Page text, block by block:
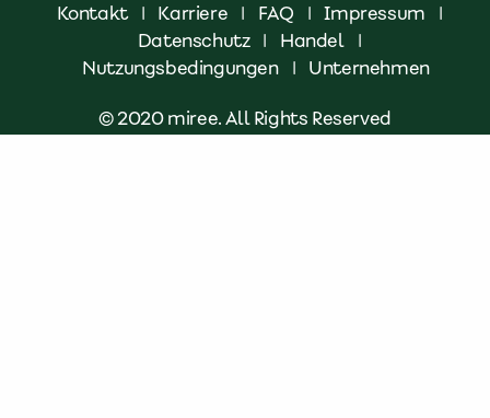
Kontakt | Karriere | FAQ | Impressum
|
Datenschutz | Handel
|
Nutzungsbedingungen
| Unternehmen
© 2020 miree. All Rights Reserved